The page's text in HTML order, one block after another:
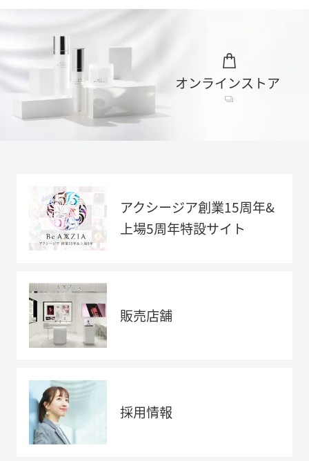
オンラインストア
アクシージア創業15周年&
上場5周年特設サイト
販売店舗
採用情報